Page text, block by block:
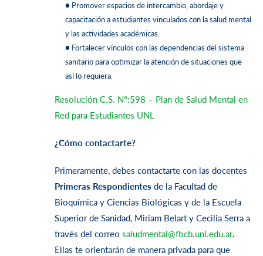
● Promover espacios de intercambio, abordaje y
capacitación a estudiantes vinculados con la salud mental
y las actividades académicas.
● Fortalecer vínculos con las dependencias del sistema
sanitario para optimizar la atención de situaciones que
así lo requiera.
Resolución C.S. Nº:598 – Plan de Salud Mental en
Red para Estudiantes UNL
¿Cómo contactarte?
Primeramente, debes contactarte con las docentes
Primeras Respondientes de la Facultad de
Bioquímica y Ciencias Biológicas y de la Escuela
Superior de Sanidad, Miriam Belart y Cecilia Serra a
través del correo saludmental@fbcb.unl.edu.ar.
Ellas te orientarán de manera privada para que